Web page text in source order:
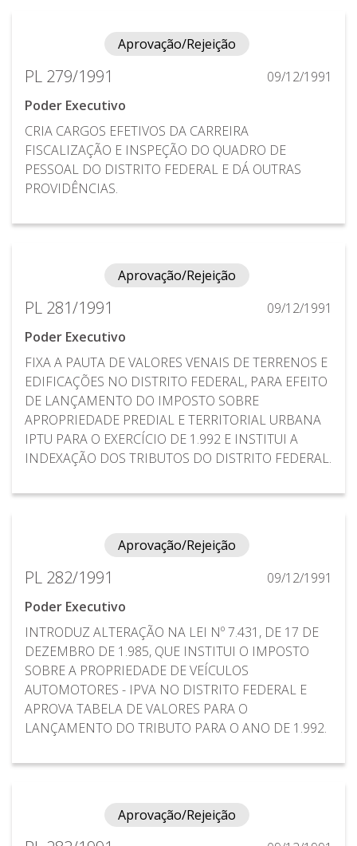
Aprovação/Rejeição
PL 279/1991
09/12/1991
Poder Executivo
CRIA CARGOS EFETIVOS DA CARREIRA
FISCALIZAÇÃO E INSPEÇÃO DO QUADRO DE
PESSOAL DO DISTRITO FEDERAL E DÁ OUTRAS
PROVIDÊNCIAS.
Aprovação/Rejeição
PL 281/1991
09/12/1991
Poder Executivo
FIXA A PAUTA DE VALORES VENAIS DE TERRENOS E
EDIFICAÇÕES NO DISTRITO FEDERAL, PARA EFEITO
DE LANÇAMENTO DO IMPOSTO SOBRE
APROPRIEDADE PREDIAL E TERRITORIAL URBANA
IPTU PARA O EXERCÍCIO DE 1.992 E INSTITUI A
INDEXAÇÃO DOS TRIBUTOS DO DISTRITO FEDERAL.
Aprovação/Rejeição
PL 282/1991
09/12/1991
Poder Executivo
INTRODUZ ALTERAÇÃO NA LEI Nº 7.431, DE 17 DE
DEZEMBRO DE 1.985, QUE INSTITUI O IMPOSTO
SOBRE A PROPRIEDADE DE VEÍCULOS
AUTOMOTORES - IPVA NO DISTRITO FEDERAL E
APROVA TABELA DE VALORES PARA O
LANÇAMENTO DO TRIBUTO PARA O ANO DE 1.992.
Aprovação/Rejeição